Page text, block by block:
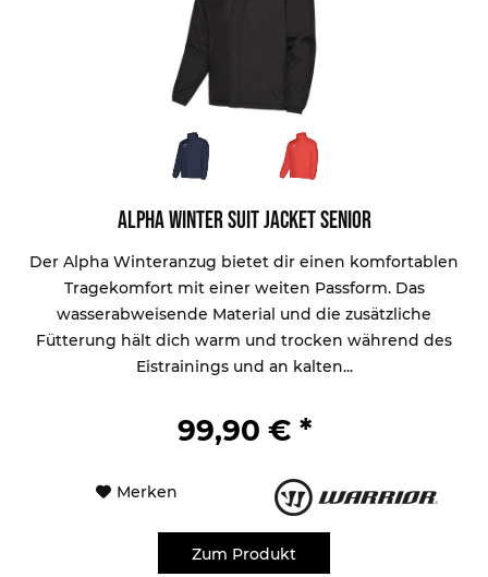
Alpha Winter Suit Jacket Senior
Der Alpha Winteranzug bietet dir einen komfortablen
Tragekomfort mit einer weiten Passform. Das
wasserabweisende Material und die zusätzliche
Fütterung hält dich warm und trocken während des
Eistrainings und an kalten...
99,90 € *
Merken
Zum Produkt